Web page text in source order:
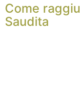
Come
Saudita